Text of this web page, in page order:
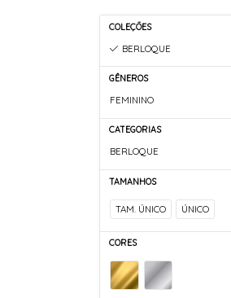
COLEÇÕES
BERLOQUE
GÊNEROS
FEMININO
CATEGORIAS
BERLOQUE
TAMANHOS
TAM. ÚNICO ÚNICO
CORES